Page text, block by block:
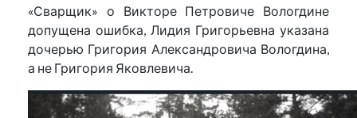
«Сварщик» о Викторе Петровиче Вологдине
допущена ошибка, Лидия Григорьевна указана
дочерью Григория Александровича Вологдина,
а не Григория Яковлевича.